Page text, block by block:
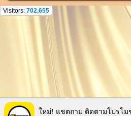
Visitors: 702,655
ใหม่! แชตถาม ติดตามโปรโม